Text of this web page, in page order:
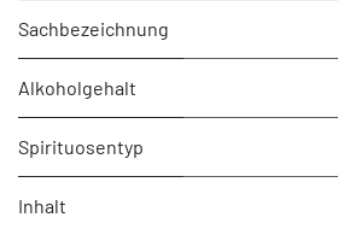
Sachbezeichnung
Alkoholgehalt
Spirituosentyp
Inhalt